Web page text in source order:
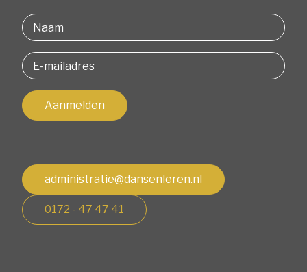
Aanmelden
administratie@dansenleren.nl
0172 - 47 47 41